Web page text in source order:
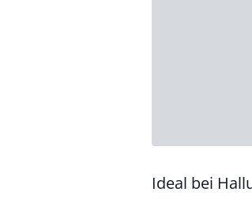
Ideal bei